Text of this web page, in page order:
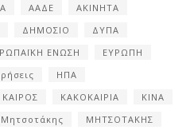
ΑΑΔΕ
ΑΚΙΝΗΤΑ
ΔΗΜΟΣΙΟ
ΔΥΠΑ
ΕΝΩΣΗ
ΕΥΡΩΠΗ
ΗΠΑ
ΚΑΙΡΟΣ ΚΑΚΟΚΑΙΡΙΑ
ΚΙΝΑ
ΜΗΤΣΟΤΑΚΗΣ